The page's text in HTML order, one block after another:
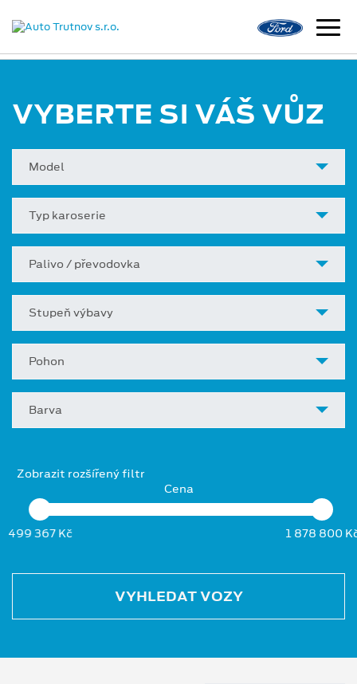
VYBERTE SI VÁŠ VŮZ
Model
Typ karoserie
Palivo / převodovka
Stupeň výbavy
Pohon
Barva
Zobrazit rozšířený filtr
Cena
499 367 Kč 1 878 800
VYHLEDAT VOZY